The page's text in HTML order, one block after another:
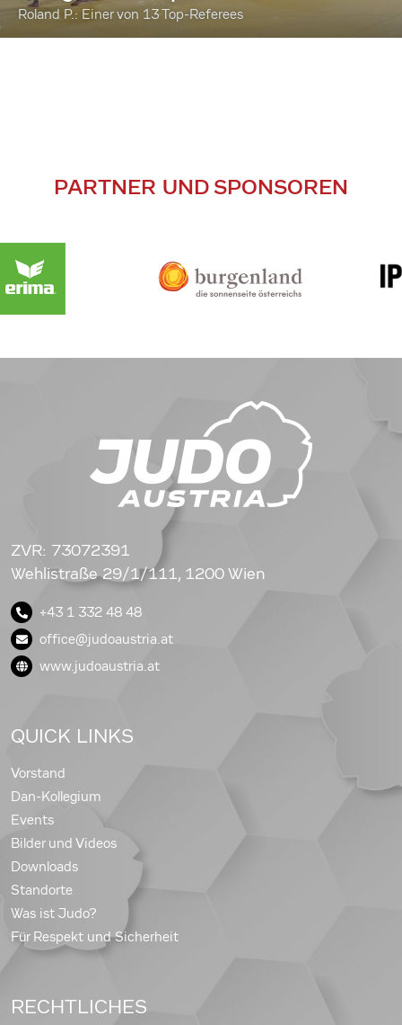
Roland P.: Einer von 13 Top-Referees
PARTNER UND SPONSOREN
ZVR: 73072391
Wehlistraße 29/1/111, 1200 Wien
+43 1 332 48 48
office@judoaustria.at
www.judoaustria.at
QUICK LINKS
Vorstand
Dan-Kollegium
Events
Bilder und Videos
Downloads
Standorte
Was ist Judo?
Für Respekt und Sicherheit
RECHTLICHES